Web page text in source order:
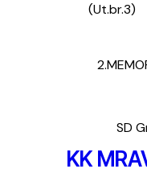
(Ut.br.3)
SD
KK